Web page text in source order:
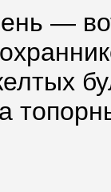
—